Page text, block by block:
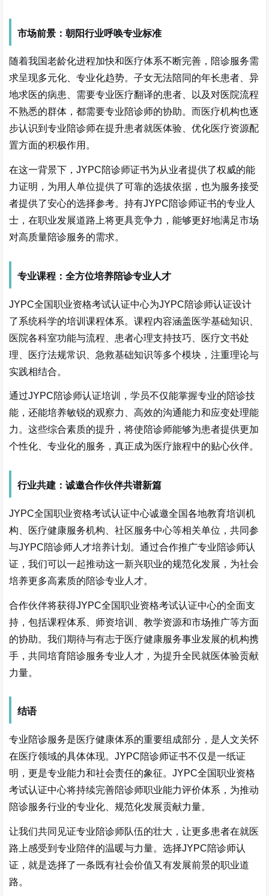
市场前景：朝阳行业呼唤专业标准
随着我国老龄化进程加快和医疗体系不断完善，陪诊服务需
求呈现多元化、专业化趋势。子女无法陪同的年长患者、异
地求医的病患、需要专业医疗翻译的患者、以及对医院流程
不熟悉的群体，都需要专业陪诊师的协助。而医疗机构也逐
步认识到专业陪诊师在提升患者就医体验、优化医疗资源配
置方面的积极作用。
在这一背景下，JYPC陪诊师证书为从业者提供了权威的能
力证明，为用人单位提供了可靠的选拔依据，也为服务接受
者提供了安心的选择参考。持有JYPC陪诊师证书的专业人
士，在职业发展道路上将更具竞争力，能够更好地满足市场
对高质量陪诊服务的需求。
专业课程：全方位培养陪诊专业人才
JYPC全国职业资格考试认证中心为JYPC陪诊师认证设计
了系统科学的培训课程体系。课程内容涵盖医学基础知识、
医院各科室功能与流程、患者心理支持技巧、医疗文书处
理、医疗法规常识、急救基础知识等多个模块，注重理论与
实践相结合。
通过JYPC陪诊师认证培训，学员不仅能掌握专业的陪诊技
能，还能培养敏锐的观察力、高效的沟通能力和应变处理能
力。这些综合素质的提升，将使陪诊师能够为患者提供更加
个性化、专业化的服务，真正成为医疗旅程中的贴心伙伴。
行业共建：诚邀合作伙伴共谱新篇
JYPC全国职业资格考试认证中心诚邀全国各地教育培训机
构、医疗健康服务机构、社区服务中心等相关单位，共同参
与JYPC陪诊师人才培养计划。通过合作推广专业陪诊师认
证，我们可以一起推动这一新兴职业的规范化发展，为社会
培养更多高素质的陪诊专业人才。
合作伙伴将获得JYPC全国职业资格考试认证中心的全面支
持，包括课程体系、师资培训、教学资源和市场推广等方面
的协助。我们期待与有志于医疗健康服务事业发展的机构携
手，共同培育陪诊服务专业人才，为提升全民就医体验贡献
力量。
结语
专业陪诊服务是医疗健康体系的重要组成部分，是人文关怀
在医疗领域的具体体现。JYPC陪诊师证书不仅是一纸证
明，更是专业能力和社会责任的象征。JYPC全国职业资格
考试认证中心将持续完善陪诊师职业能力评价体系，为推动
陪诊服务行业的专业化、规范化发展贡献力量。
让我们共同见证专业陪诊师队伍的壮大，让更多患者在就医
路上感受到专业陪伴的温暖与力量。选择JYPC陪诊师认
证，就是选择了一条既有社会价值又有发展前景的职业道
路。